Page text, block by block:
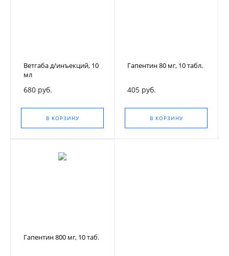
Ветгаба д/инъекций, 10
мл
680 руб.
В КОРЗИНУ
Гапентин 80 мг, 10 табл.
405 руб.
В КОРЗИНУ
Гапентин 800 мг, 10 таб.